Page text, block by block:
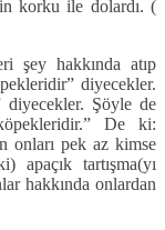
korku ile dolardı. (
şey hakkında atıp
diyecekler.
diyecekler. Şöyle de
De ki:
onları pek az kimse
apaçık tartışma(yı
hakkında onlardan